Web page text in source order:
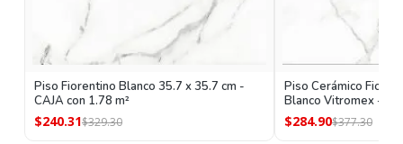
Piso Fiorentino Blanco 35.7 x 35.7 cm -
CAJA con 1.78 m²
$240.31$329.30
Piso Cerámico
Blanco Vitromex -
$284.90$377.30